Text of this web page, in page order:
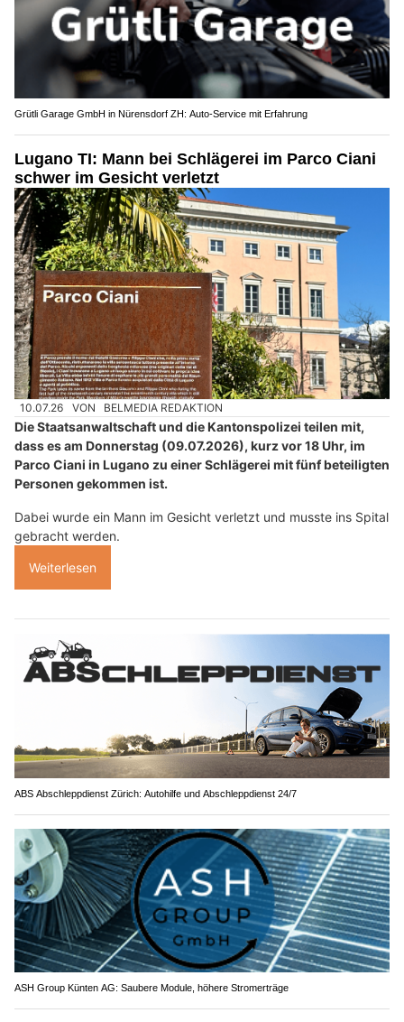
Grütli Garage GmbH in Nürensdorf ZH: Auto-Service mit Erfahrung
Lugano TI: Mann bei Schlägerei im Parco Ciani
schwer im Gesicht verletzt
10.07.26 VON BELMEDIA REDAKTION
Die Staatsanwaltschaft und die Kantonspolizei teilen mit,
dass es am Donnerstag (09.07.2026), kurz vor 18 Uhr, im
Parco Ciani in Lugano zu einer Schlägerei mit fünf beteiligten
Personen gekommen ist.
Dabei wurde ein Mann im Gesicht verletzt und musste ins Spital
gebracht werden.
Weiterlesen
ABS Abschleppdienst Zürich: Autohilfe und Abschleppdienst 24/7
ASH Group Künten AG: Saubere Module, höhere Stromerträge